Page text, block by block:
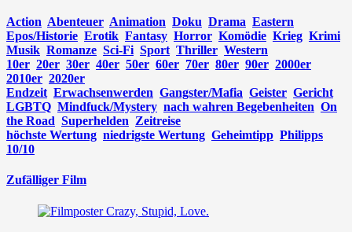
Action Abenteuer Animation Doku Drama Eastern
Epos/Historie Erotik Fantasy Horror Komödie Krieg Krimi
Musik Romanze Sci-Fi Sport Thriller Western
10er 20er 30er 40er 50er 60er 70er 80er 90er 2000er
2010er 2020er
Endzeit Erwachsenwerden Gangster/Mafia Geister Gericht
LGBTQ Mindfuck/Mystery nach wahren Begebenheiten On
the Road Superhelden Zeitreise
höchste Wertung niedrigste Wertung Geheimtipp Philipps
10/10
Zufälliger Film